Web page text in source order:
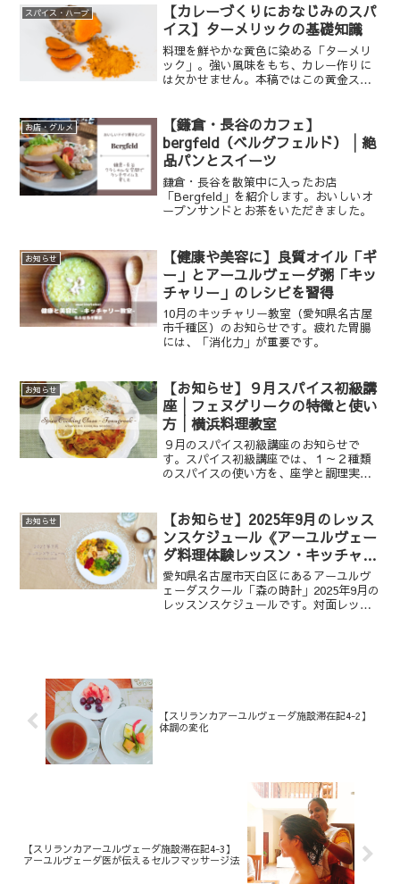
スパイス・ハーブ
【カレーづくりにおなじみのスパ
イス】ターメリックの基礎知識
料理を鮮やかな黄色に染める「ターメリ
ック」。強い風味をもち、カレー作りに
は欠かせません。本稿ではこの黄金スパ
お店・グルメ
【鎌倉・長谷のカフェ】
bergfeld（ベルグフェルド）│絶
品パンとスイーツ
鎌倉・長谷を散策中に入ったお店
「Bergfeld」を紹介します。おいしいオ
ープンサンドとお茶をいただきました。
お知らせ
【健康や美容に】良質オイル「ギ
ー」とアーユルヴェーダ粥「キッ
チャリー」のレシピを習得
10月のキッチャリー教室（愛知県名古屋
市千種区）のお知らせです。疲れた胃腸
には、「消化力」が重要です。
お知らせ
【お知らせ】９月スパイス初級講
座│フェヌグリークの特徴と使い
方│横浜料理教室
９月のスパイス初級講座のお知らせで
す。スパイス初級講座では、１～２種類
のスパイスの使い方を、座学と調理実習
ーク（メティ）」です。フェヌグリーク
は、豆亜科のハーブ・香...
お知らせ
【お知らせ】2025年9月のレッス
ンスケジュール《アーユルヴェー
ダ料理体験レッスン・キッチャリ
ークレンズほか》
愛知県名古屋市天白区にあるアーユルヴ
ェーダスクール「森の時計」2025年9月の
レッスンスケジュールです。対面レッス
【スリランカアーユルヴェーダ施設滞在記4-2】
体調の変化
【スリランカアーユルヴェーダ施設滞在記4-3】
アーユルヴェーダ医が伝えるセルフマッサージ法